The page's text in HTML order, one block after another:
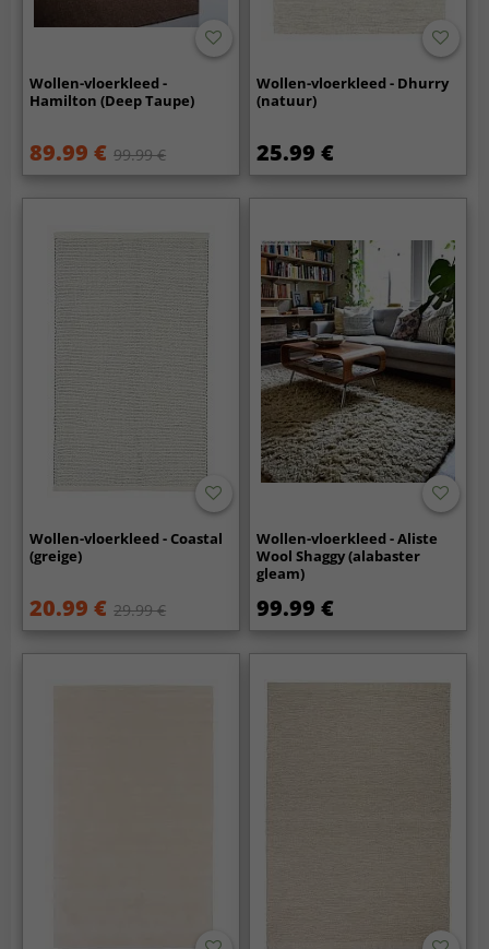
Wollen-vloerkleed -
Hamilton (Deep Taupe)
89.99 € 99.99 €
Wollen-vloerkleed - Dhurry
(natuur)
25.99 €
Wollen-vloerkleed - Coastal
(greige)
20.99 € 29.99 €
Wollen-vloerkleed - Aliste
Wool Shaggy (alabaster
gleam)
99.99 €